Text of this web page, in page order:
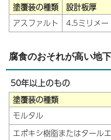
塗覆装の種類
設計板厚
アスファルト
4.5ミリメー
腐食のおそれが高い地
50年以上のもの
塗覆装の種類
モルタル
エポキシ樹脂またはタール